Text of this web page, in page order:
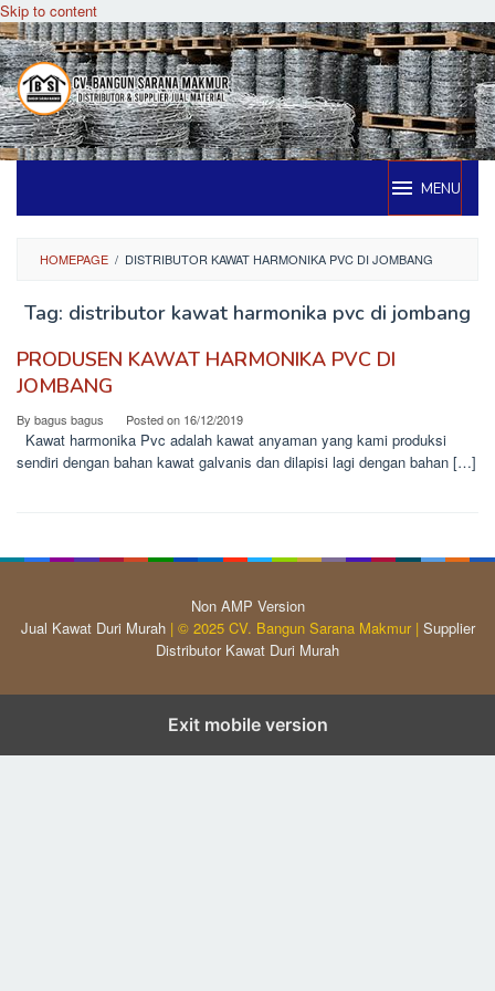
Skip to content
MENU
HOMEPAGE / DISTRIBUTOR KAWAT HARMONIKA PVC DI JOMBANG
Tag: distributor kawat harmonika pvc di jombang
PRODUSEN KAWAT HARMONIKA PVC DI
JOMBANG
By bagus bagus Posted on 16/12/2019
Kawat harmonika Pvc adalah kawat anyaman yang kami produksi
sendiri dengan bahan kawat galvanis dan dilapisi lagi dengan bahan […]
Non AMP Version
Jual Kawat Duri Murah| © 2025 CV. Bangun Sarana Makmur | Supplier
Distributor Kawat Duri Murah
Exit mobile version